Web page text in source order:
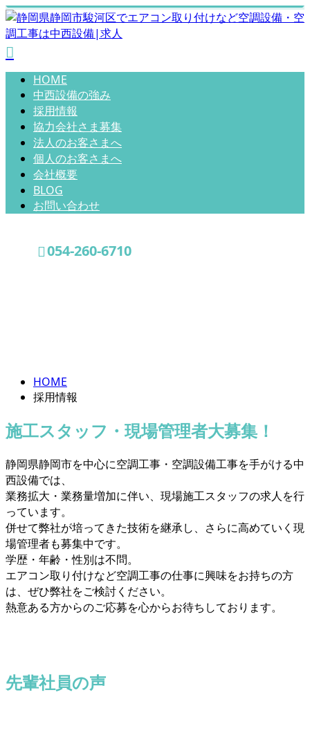
HOME
中西設備の強み
採用情報
協力会社さま募集
法人のお客さまへ
個人のお客さまへ
会社概要
BLOG
お問い合わせ
054-260-6710
HOME
採用情報
施工スタッフ・現場管理者大募集！
静岡県静岡市を中心に空調工事・空調設備工事を手がける中
西設備では、
業務拡大・業務量増加に伴い、現場施工スタッフの求人を行
っています。
併せて弊社が培ってきた技術を継承し、さらに高めていく現
場管理者も募集中です。
学歴・年齢・性別は不問。
エアコン取り付けなど空調工事の仕事に興味をお持ちの方
は、ぜひ弊社をご検討ください。
熱意ある方からのご応募を心からお待ちしております。
先輩社員の声